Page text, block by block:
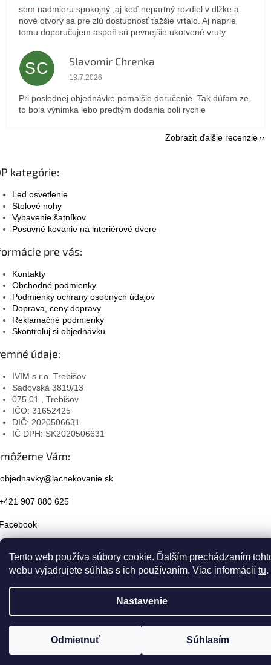
Tento web používa súbory cookie. Ďalším prechádzaním
webu vyjadrujete súhlas s ich používaním. Viac informácií tu.
Nastavenie
Odmietnuť Súhlasím
som nadmieru spokojný ,aj keď nepartný rozdiel v dlžke a
nové otvory sa pre zlú dostupnosť ťažšie vrtalo. Aj naprie
tomu doporučujem aspoň sú pevnejšie ukotvené vruty
SC Slavomir Chrenka
Hodnotenie obchodu je 5 z 5 hviezdičiek.
13.7.2026
Pri poslednej objednávke pomalšie doručenie. Tak dúfam ze
to bola výnimka lebo predtým dodania boli rychle
Zobraziť ďalšie recenzie
kategórie:
Led osvetlenie
Stolové nohy
Vybavenie šatníkov
Posuvné kovanie na interiérové dvere
pre vás:
Kontakty
Obchodné podmienky
Podmienky ochrany osobných údajov
Doprava, ceny dopravy
Reklamačné podmienky
Skontroluj si objednávku
údaje:
IVIM s.r.o. Trebišov
Sadovská 3819/13
075 01 , Trebišov
IČO: 31652425
DIČ: 2020506631
IČ DPH: SK2020506631
Vám:
objednavky@lacnekovanie.sk
907 880 625